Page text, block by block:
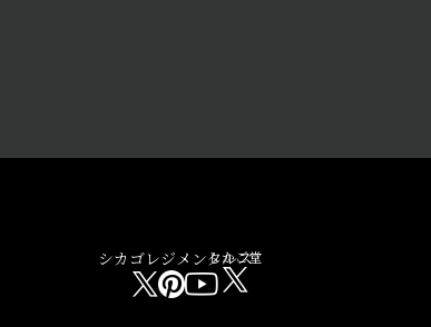
シカゴレジメンタルス
しかご堂